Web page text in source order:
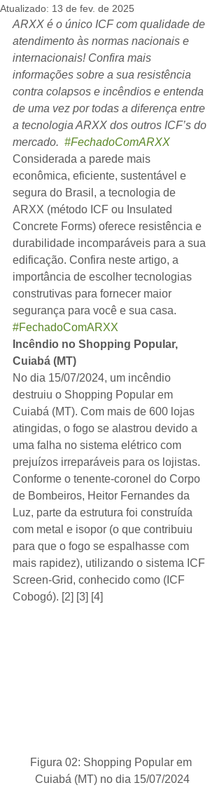
Atualizado: 13 de fev. de 2025
ARXX é o único ICF com qualidade de
atendimento às normas nacionais e
internacionais! Confira mais
informações sobre a sua resistência
contra colapsos e incêndios e entenda
de uma vez por todas a diferença entre
a tecnologia ARXX dos outros ICF’s do
mercado. #FechadoComARXX
Considerada a parede mais
econômica, eficiente, sustentável e
segura do Brasil, a tecnologia de
ARXX (método ICF ou Insulated
Concrete Forms) oferece resistência e
durabilidade incomparáveis para a sua
edificação. Confira neste artigo, a
importância de escolher tecnologias
construtivas para fornecer maior
segurança para você e sua casa.
#FechadoComARXX
Incêndio no Shopping Popular,
Cuiabá (MT)
No dia 15/07/2024, um incêndio
destruiu o Shopping Popular em
Cuiabá (MT). Com mais de 600 lojas
atingidas, o fogo se alastrou devido a
uma falha no sistema elétrico com
prejuízos irreparáveis para os lojistas.
Conforme o tenente-coronel do Corpo
de Bombeiros, Heitor Fernandes da
Luz, parte da estrutura foi construída
com metal e isopor (o que contribuiu
para que o fogo se espalhasse com
mais rapidez), utilizando o sistema ICF
Screen-Grid, conhecido como (ICF
Cobogó). [2] [3] [4]
Figura 02: Shopping Popular em
Cuiabá (MT) no dia 15/07/2024